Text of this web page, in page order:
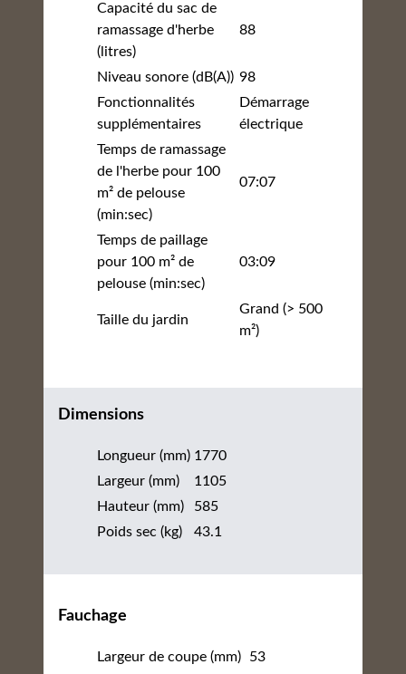
Capacité du sac de
ramassage d'herbe
(litres)
88
Niveau sonore (dB(A)) 98
Fonctionnalités
supplémentaires
Démarrage
électrique
Temps de ramassage
de l'herbe pour 100
m² de pelouse
(min:sec)
07:07
Temps de paillage
pour 100 m² de
pelouse (min:sec)
03:09
Taille du jardin
Grand (> 500
m²)
Dimensions
Longueur (mm) 1770
Largeur (mm)
1105
Hauteur (mm)
585
Poids sec (kg)
43.1
Fauchage
Largeur de coupe (mm)
53